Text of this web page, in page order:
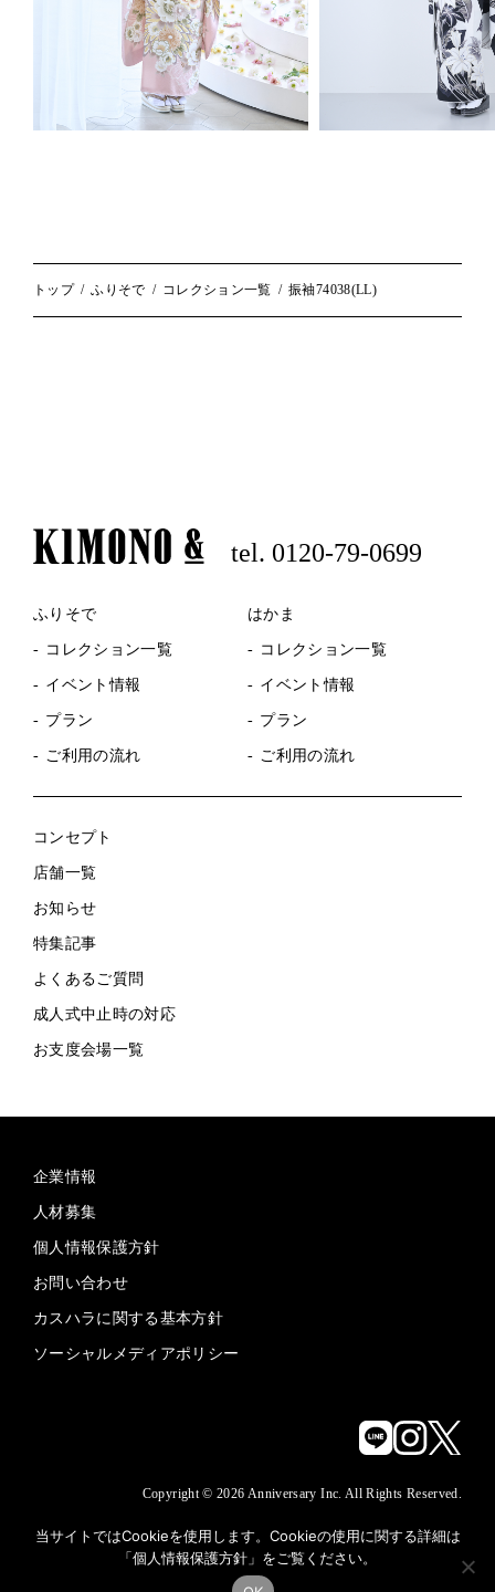
トップ ふりそで コレクション一覧 振袖74038(LL)
tel. 0120-79-0699
ふりそで
コレクション一覧
イベント情報
プラン
ご利用の流れ
はかま
コレクション一覧
イベント情報
プラン
ご利用の流れ
コンセプト
店舗一覧
お知らせ
特集記事
よくあるご質問
成人式中止時の対応
お支度会場一覧
企業情報
人材募集
個人情報保護方針
お問い合わせ
カスハラに関する基本方針
ソーシャルメディアポリシー
Copyright © 2026 Anniversary Inc. All Rights Reserved.
当サイトではCookieを使用します。Cookieの使用に関する詳細は
「個人情報保護方針 」をご覧ください。